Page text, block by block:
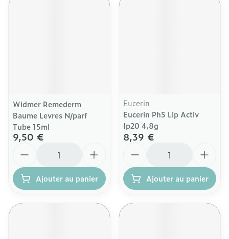
Widmer Remederm
Baume Levres N/parf
Tube 15ml
9,50 €
Ajouter au panier
Eucerin
Eucerin Ph5 Lip Activ
Ip20 4,8g
8,39 €
Ajouter au panier